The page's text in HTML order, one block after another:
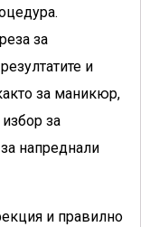
за
и
за маникюр,
за
напреднали
и правилно